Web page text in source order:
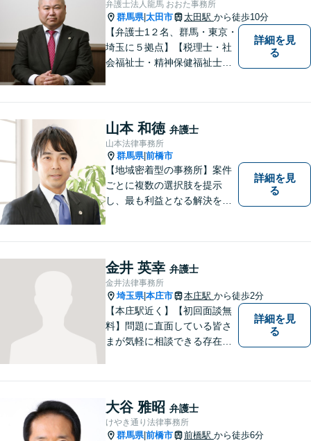
弁護士法人龍馬 おおた事務所
群馬県|太田市 太田駅 から徒歩10分
【弁護士1２名、群馬・東京・
埼玉に５拠点】【税理士・社
会福祉士・精神保健福祉士が
能】
詳細を見
る
山本 和徳 弁護士
山本法律事務所
群馬県|前橋市
【地域密着型の事務所】案件
ごとに複数の選択肢を提示
し、最も利益となる解決を目
ドバイス。交通事故・刑事事
件・労働問題など、幅広い事
案に対応。高崎・前橋・太
田・伊勢崎などからのご相談
も可能です
詳細を見
る
金井 英幸 弁護士
金井法律事務所
埼玉県|本庄市 本庄駅 から徒歩2分
【本庄駅近く】【初回面談無
料】問題に直面している皆さ
まが気軽に相談できる存在に
／休日対応可能】公平・公正
な立場から、事件の見通しを
正確に伝えます。お気軽にご
詳細を見
る
大谷 雅昭 弁護士
けやき通り法律事務所
群馬県|前橋市 前橋駅 から徒歩6分